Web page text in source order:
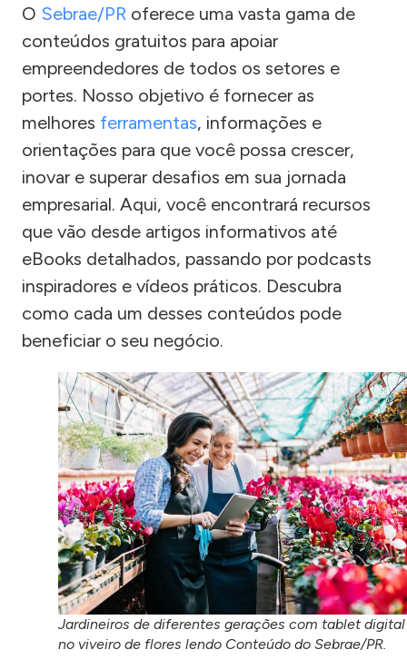
O Sebrae/PR oferece uma vasta gama de
conteúdos gratuitos para apoiar
empreendedores de todos os setores e
portes. Nosso objetivo é fornecer as
melhores ferramentas, informações e
orientações para que você possa crescer,
inovar e superar desafios em sua jornada
empresarial. Aqui, você encontrará recursos
que vão desde artigos informativos até
eBooks detalhados, passando por podcasts
inspiradores e vídeos práticos. Descubra
como cada um desses conteúdos pode
beneficiar o seu negócio.
Jardineiros de diferentes gerações com tablet digital
no viveiro de flores lendo Conteúdo do Sebrae/PR.